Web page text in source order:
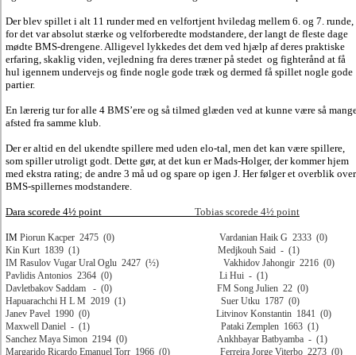
Der blev spillet i alt 11 runder med en velfortjent hviledag mellem 6. og 7. runde,
for det var absolut stærke og velforberedte modstandere, der langt de fleste dage
mødte BMS-drengene. Alligevel lykkedes det dem ved hjælp af deres praktiske
erfaring, skaklig viden, vejledning fra deres træner på stedet og fighterånd at få
hul igennem undervejs og finde nogle gode træk og dermed få spillet nogle gode
partier.
En lærerig tur for alle 4 BMS’ere og så tilmed glæden ved at kunne være så
afsted fra samme klub.
Der er altid en del ukendte spillere med uden elo-tal, men det kan være spillere,
som spiller utroligt godt. Dette gør, at det kun er Mads-Holger, der kommer hjem
med ekstra rating; de andre 3 må ud og spare op igen J. Her følger et overblik over
BMS-spillernes modstandere.
Dara scorede 4½ point Tobias scorede 4½ point
IM Piorun Kacper 2475 (0) Vardanian Haik G 2333 (0)
Kin Kurt 1839 (1) Medjkouh Said - (1)
IM Rasulov Vugar Ural Oglu 2427 (½) Vakhidov Jahongir 2216 (0)
Pavlidis Antonios 2364 (0) Li Hui - (1)
Davletbakov Saddam
- (0) FM Song Julien 22 (0)
Hapuarachchi H L M 2019 (1) Suer Utku 1787 (0)
Janev Pavel 1990 (0) Litvinov Konstantin 1841 (0)
Maxwell Daniel - (1) Pataki Zemplen 1663 (1)
Sanchez Maya Simon 2194 (0) Ankhbayar Batbyamba - (1)
Margarido Ricardo Emanuel Torr 1966 (0) Ferreira Jorge Viterbo 2273 (0)